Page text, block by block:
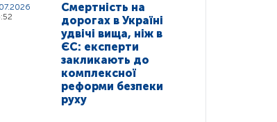
Смертність на
дорогах в Україні
удвічі вища, ніж в
ЄС: експерти
закликають до
комплексної
реформи безпеки
руху